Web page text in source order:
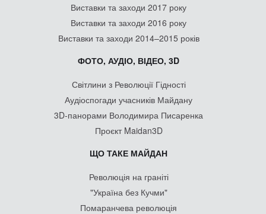
Виставки та заходи 2017 року
Виставки та заходи 2016 року
Виставки та заходи 2014–2015 років
ФОТО, АУДІО, ВІДЕО, 3D
Світлини з Революції Гідності
Аудіоспогади учасників Майдану
3D-панорами Володимира Писаренка
Проєкт Maidan3D
ЩО ТАКЕ МАЙДАН
Революція на граніті
"Україна без Кучми"
Помаранчева революція